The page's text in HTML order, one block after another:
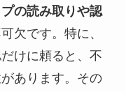
の読み取りや認
欠です。特に、
けに頼ると、不
あります。その